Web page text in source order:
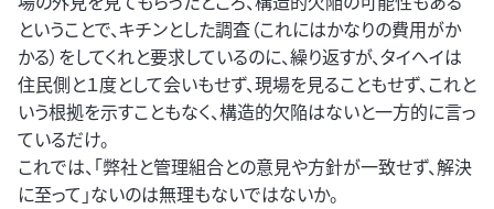
ということで、キチンとした調査（これにはかなりの費用がか
かる）をしてくれと要求しているのに、繰り返すが、タイへイは
住民側と１度として会いもせず、現場を見ることもせず、これと
いう根拠を示すこともなく、構造的欠陥はないと一方的に言っ
ているだけ。
これでは、「弊社と管理組合との意見や方針が一致せず、解決
に至って」ないのは無理もないではないか。